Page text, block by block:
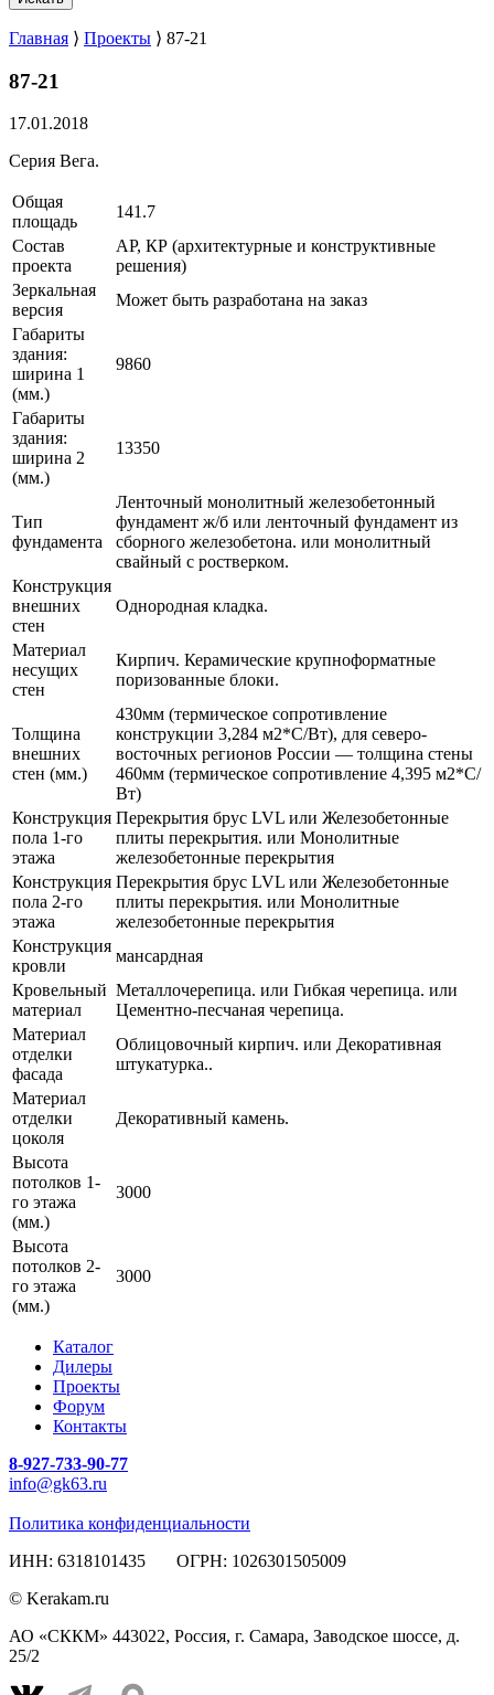
Главная ⟩ Проекты ⟩ 87-21
87-21
17.01.2018
Серия Вега.
Общая
площадь
141.7
Состав
проекта
АР, КР (архитектурные и конструктивные
решения)
Зеркальная
версия
Может быть разработана на заказ
Габариты
здания:
ширина 1
(мм.)
9860
Габариты
здания:
ширина 2
(мм.)
13350
Тип
фундамента
Ленточный монолитный железобетонный
фундамент ж/б или ленточный фундамент из
сборного железобетона. или монолитный
свайный с ростверком.
Конструкция
внешних
стен
Однородная кладка.
Материал
несущих
стен
Кирпич. Керамические крупноформатные
поризованные блоки.
Толщина
внешних
стен (мм.)
430мм (термическое сопротивление
конструкции 3,284 м2*С/Вт), для северо-
восточных регионов России — толщина стены
460мм (термическое сопротивление 4,395 м2*С/
Вт)
Конструкция
пола 1-го
этажа
Перекрытия брус LVL или Железобетонные
плиты перекрытия. или Монолитные
железобетонные перекрытия
Конструкция
пола 2-го
этажа
Перекрытия брус LVL или Железобетонные
плиты перекрытия. или Монолитные
железобетонные перекрытия
Конструкция
кровли
мансардная
Кровельный
материал
Металлочерепица. или Гибкая черепица. или
Цементно-песчаная черепица.
Материал
отделки
фасада
Облицовочный кирпич. или Декоративная
штукатурка..
Материал
отделки
цоколя
Декоративный камень.
Высота
потолков 1-
го этажа
(мм.)
3000
Высота
потолков 2-
го этажа
(мм.)
3000
Каталог
Дилеры
Проекты
Форум
Контакты
8-927-733-90-77
info@gk63.ru
Политика конфиденциальности
ИНН: 6318101435 ОГРН: 1026301505009
© Kerakam.ru
АО «СККМ» 443022, Россия, г. Самара, Заводское шоссе, д.
25/2